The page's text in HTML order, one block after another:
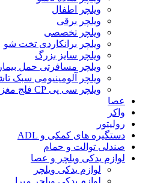
ویلچر اطفال
ویلچر برقی
ویلچر تخصصی
ویلچر برانکاردی تخت شو
ویلچر سایز بزرگ
ویلچر مسافرتی حمل بیمار
ویلچر آلومینیومی سبک
ویلچر سی پی CP فلج مغزی
عصا
واکر
رولیتور
دستگیره های کمکی و ADL
صندلی توالت و حمام
لوازم یدکی ویلچر و عصا
لوازم یدکی ویلچر
لوازم یدکی ویلچر میرا